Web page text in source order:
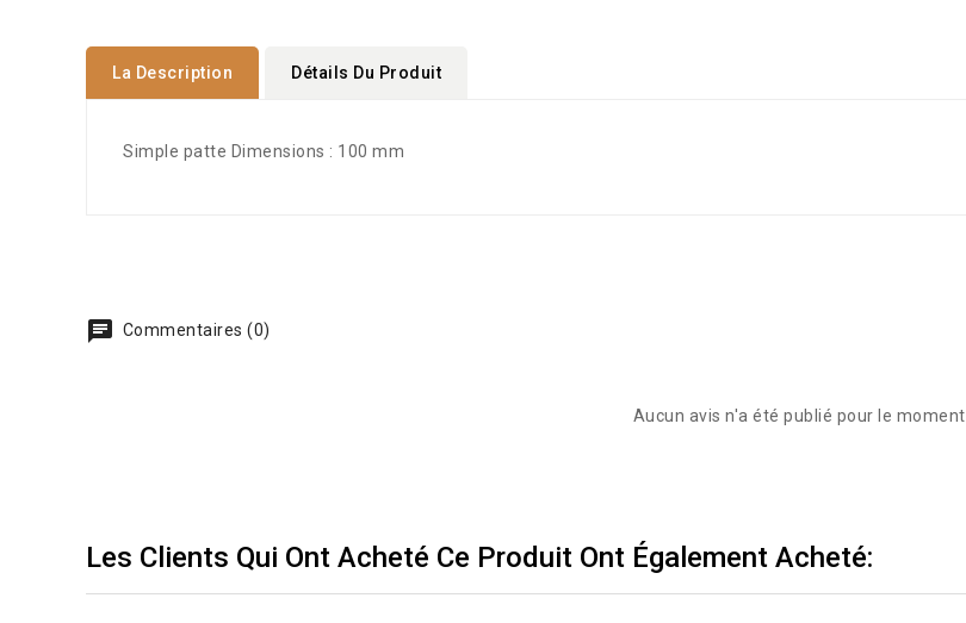
La Description Détails Du Produit
Simple patte Dimensions : 100 mm
Commentaires (0)
Aucun avis n'a été publié pour le moment.
Les Clients Qui Ont Acheté Ce Produit Ont Également Acheté: